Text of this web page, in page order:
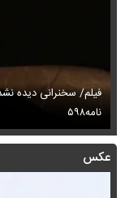
فیلم/ سخنرانی دیده
نامه۵۹۸
عکس